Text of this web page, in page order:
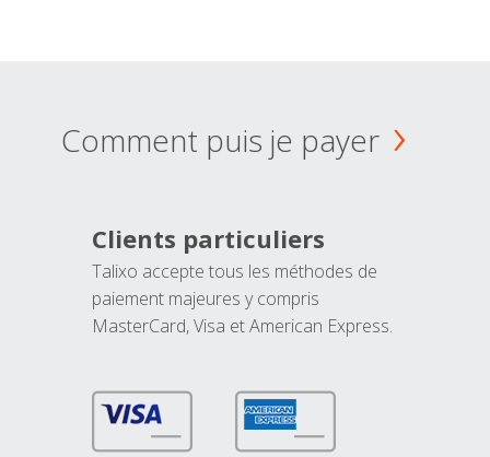
Comment puis je payer
Clients particuliers
Talixo accepte tous les méthodes de
paiement majeures y compris
MasterCard, Visa et American Express.